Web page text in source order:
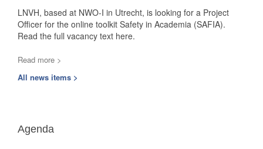
LNVH, based at NWO-I in Utrecht, is looking for a Project
Officer for the online toolkit Safety in Academia (SAFIA).
Read the full vacancy text here.
Read more >
All news items >
Agenda